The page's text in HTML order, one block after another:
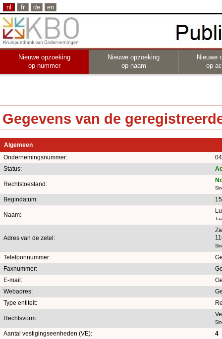
nl fr de en
Nieuwe opzoeking
op nummer
Nieuwe opzoeking
op naam
Nieuwe
op
Gegevens van de
Algemeen
Ondernemingsnummer:
Status:
Rechtstoestand:
Begindatum:
Naam:
Adres van de zetel:
Telefoonnummer:
Faxnummer:
E-mail:
Webadres:
Type entiteit:
Rechtsvorm:
Aantal vestigingseenheden (VE): 4